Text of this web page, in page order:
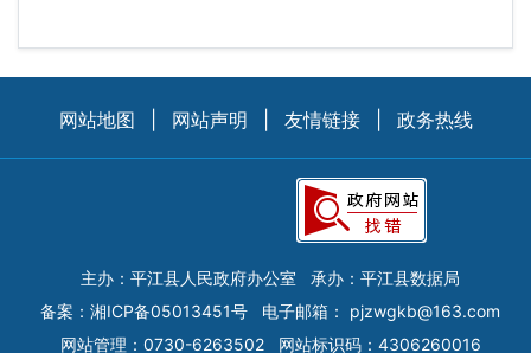
网站地图 网站声明 友情链接 政务热线
主办：平江县人民政府办公室
承办：平江县数据局
备案： 湘ICP备05013451号 电子邮箱： pjzwgkb@163.com
网站管理：0730-6263502
网站标识码：4306260016